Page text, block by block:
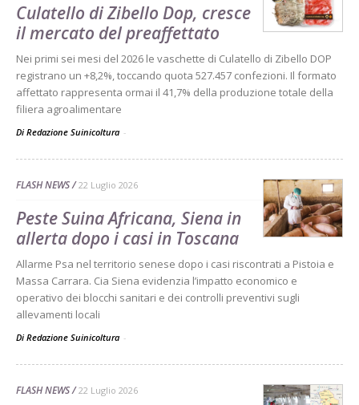
Culatello di Zibello Dop, cresce
il mercato del preaffettato
Nei primi sei mesi del 2026 le vaschette di Culatello di Zibello DOP
registrano un +8,2%, toccando quota 527.457 confezioni. Il formato
affettato rappresenta ormai il 41,7% della produzione totale della
filiera agroalimentare
Di Redazione Suinicoltura -
FLASH NEWS 22 Luglio 2026
Peste Suina Africana, Siena in
allerta dopo i casi in Toscana
Allarme Psa nel territorio senese dopo i casi riscontrati a Pistoia e
Massa Carrara. Cia Siena evidenzia l’impatto economico e
operativo dei blocchi sanitari e dei controlli preventivi sugli
allevamenti locali
Di Redazione Suinicoltura -
FLASH NEWS 22 Luglio 2026